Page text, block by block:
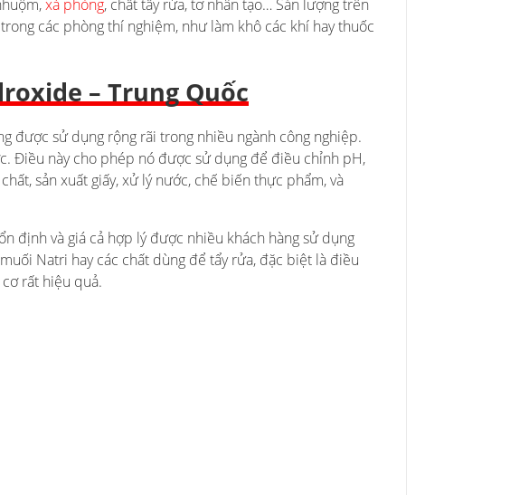
xà phòng, chất tẩy rửa, tơ nhân tạo… Sản lượng trên
các phòng thí nghiệm, như làm khô các khí hay thuốc
– Trung Quốc
được sử dụng rộng rãi trong nhiều ngành công nghiệp.
Điều này cho phép nó được sử dụng để điều chỉnh pH,
sản xuất giấy, xử lý nước, chế biến thực phẩm, và
định và giá cả hợp lý được nhiều khách hàng sử dụng
Natri hay các chất dùng để tẩy rửa, đặc biệt là điều
rất hiệu quả.